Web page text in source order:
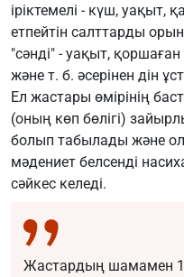
іріктемелі - күш,
етпейтін салттарды
"сәнді" - уақыт,
және т. б. әсерінен дін
Ел жастары өмірінің
(оның көп бөлігі)
болып табылады және
мәдениет белсенді
сәйкес келеді.
Жастардың шамамен